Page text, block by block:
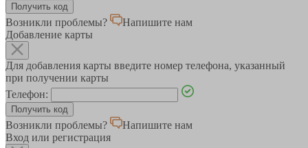
Возникли проблемы?
Напишите нам
Добавление карты
Для добавления карты введите номер телефона, указанный
при получении карты
Телефон:
Возникли проблемы?
Напишите нам
Вход или регистрация